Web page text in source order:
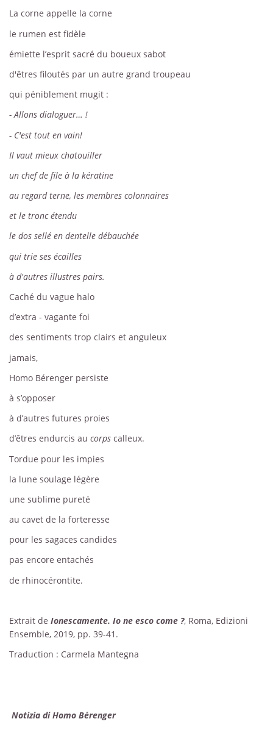
La corne appelle la corne
le rumen est fidèle
émiette l’esprit sacré du boueux sabot
d'êtres filoutés par un autre grand troupeau
qui péniblement mugit :
- Allons dialoguer… !
- C'est tout en vain!
Il vaut mieux chatouiller
un chef de file à la kératine
au regard terne, les membres colonnaires
et le tronc étendu
le dos sellé en dentelle débauchée
qui trie ses écailles
à d'autres illustres pairs.
Caché du vague halo
d’extra - vagante foi
des sentiments trop clairs et anguleux
jamais,
Homo Bérenger persiste
à s’opposer
à d’autres futures proies
d’êtres endurcis au corps calleux.
Tordue pour les impies
la lune soulage légère
une sublime pureté
au cavet de la forteresse
pour les sagaces candides
pas encore entachés
de rhinocérontite.
Extrait de Ionescamente. Io ne esco come ?, Roma, Edizioni
Ensemble, 2019, pp. 39-41.
Traduction : Carmela Mantegna
Notizia di Homo Bérenger